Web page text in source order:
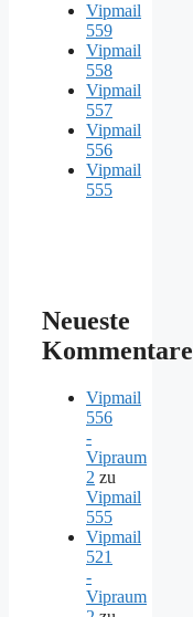
Vipmail
559
Vipmail
558
Vipmail
557
Vipmail
556
Vipmail
555
Neueste
Kommentare
Vipmail
556
-
Vipraum
2 zu
Vipmail
555
Vipmail
521
-
Vipraum